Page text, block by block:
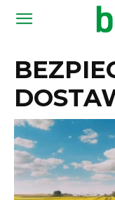
Magazyn